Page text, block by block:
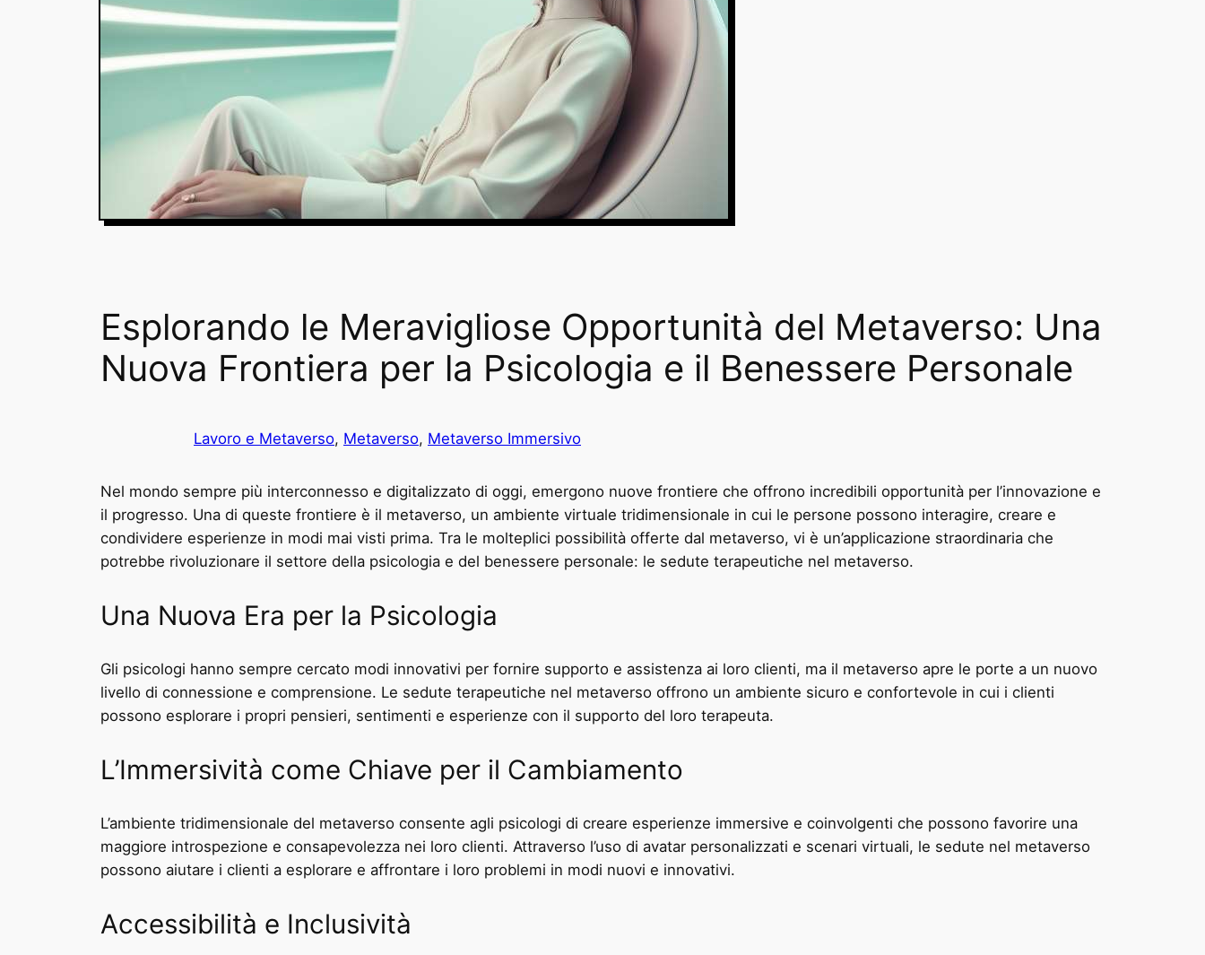
Esplorando le Meravigliose Opportunità del Metaverso: Una
Nuova Frontiera per la Psicologia e il Benessere Personale
Lavoro e Metaverso, Metaverso, Metaverso Immersivo
Nel mondo sempre più interconnesso e digitalizzato di oggi, emergono nuove frontiere che offrono incredibili opportunità per l’innovazione e
il progresso. Una di queste frontiere è il metaverso, un ambiente virtuale tridimensionale in cui le persone possono interagire, creare e
condividere esperienze in modi mai visti prima. Tra le molteplici possibilità offerte dal metaverso, vi è un’applicazione straordinaria che
potrebbe rivoluzionare il settore della psicologia e del benessere personale: le sedute terapeutiche nel metaverso.
Una Nuova Era per la Psicologia
Gli psicologi hanno sempre cercato modi innovativi per fornire supporto e assistenza ai loro clienti, ma il metaverso apre le porte a un nuovo
livello di connessione e comprensione. Le sedute terapeutiche nel metaverso offrono un ambiente sicuro e confortevole in cui i clienti
possono esplorare i propri pensieri, sentimenti e esperienze con il supporto del loro terapeuta.
L’Immersività come Chiave per il Cambiamento
L’ambiente tridimensionale del metaverso consente agli psicologi di creare esperienze immersive e coinvolgenti che possono favorire una
maggiore introspezione e consapevolezza nei loro clienti. Attraverso l’uso di avatar personalizzati e scenari virtuali, le sedute nel metaverso
possono aiutare i clienti a esplorare e affrontare i loro problemi in modi nuovi e innovativi.
Accessibilità e Inclusività